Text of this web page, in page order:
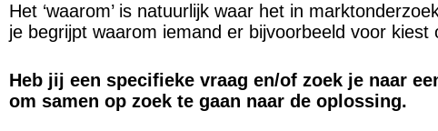
Het ‘waarom’ is natuurlijk waar het in
je begrijpt waarom iemand er bijvoorbeeld voor
Heb jij een specifieke vraag en/of zoek je naar
om samen op zoek te gaan naar de oplossing.